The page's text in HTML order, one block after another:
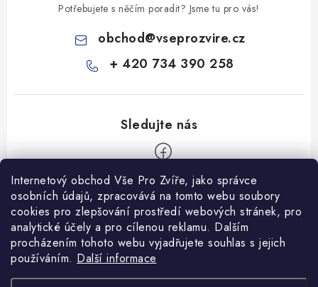
Internetový obchod Vše Pro Zvíře, jako správce
osobních údajů, zpracovává na tomto webu soubory
cookies pro zlepšování prostředí webových stránek, pro
analytické účely a pro cílenou reklamu. Dalším
procházením tohoto webu vyjadřujete souhlas s jejich
používáním. Další informace
Potřebujete s něčím poradit? Jsme tu pro vás!
obchod@vseprozvire.cz
+ 420 734 390 258
Informace pro Vás
Ceník dopravy
Kontakty